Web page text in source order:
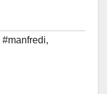
#manfredi,